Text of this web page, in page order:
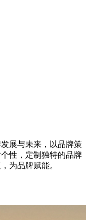
展与未来，以品牌策
性，定制独特的品牌
为品牌赋能。